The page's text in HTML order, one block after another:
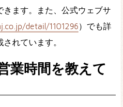
ます。また、公式ウェブサ
detail/1101296）でも詳
れています。
業時間を教えて